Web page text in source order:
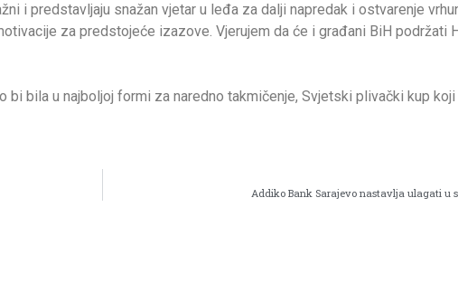
i predstavljaju snažan vjetar u leđa za dalji napredak i ostvarenje
za predstojeće izazove. Vjerujem da će i građani BiH podržati
bi bila u najboljoj formi za naredno takmičenje, Svjetski plivački kup
Addiko Bank Sarajevo nastavlja ulagati u